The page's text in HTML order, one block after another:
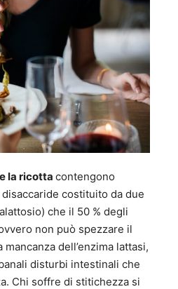
la ricotta contengono
costituito da due
che il 50 % degli
non può spezzare il
dell’enzima lattasi,
disturbi intestinali che
Chi soffre di stitichezza si